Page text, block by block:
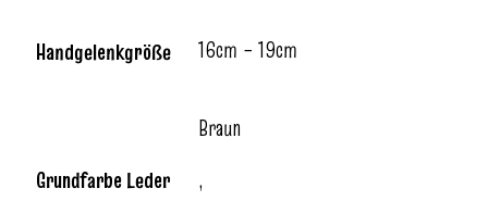
Handgelenkgröße 16cm – 19cm
Grundfarbe Leder
Braun
,